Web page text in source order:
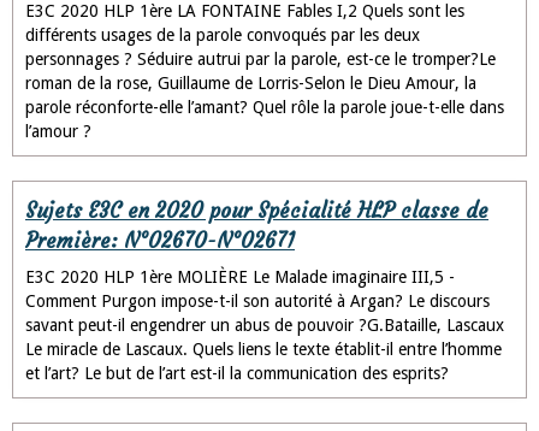
E3C 2020 HLP 1ère LA FONTAINE Fables I,2 Quels sont les
différents usages de la parole convoqués par les deux
personnages ? Séduire autrui par la parole, est-ce le tromper?Le
roman de la rose, Guillaume de Lorris-Selon le Dieu Amour, la
parole réconforte-elle l’amant? Quel rôle la parole joue-t-elle dans
l’amour ?
Sujets E3C en 2020 pour Spécialité HLP classe de
Première: N°02670-N°02671
E3C 2020 HLP 1ère MOLIÈRE Le Malade imaginaire III,5 -
Comment Purgon impose-t-il son autorité à Argan? Le discours
savant peut-il engendrer un abus de pouvoir ?G.Bataille, Lascaux
Le miracle de Lascaux. Quels liens le texte établit-il entre l’homme
et l’art? Le but de l’art est-il la communication des esprits?